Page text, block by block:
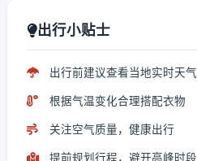
出行小贴士
出行前建议查看当地实时天气
根据气温变化合理搭配衣物
关注空气质量，健康出行
提前规划行程，避开高峰时段